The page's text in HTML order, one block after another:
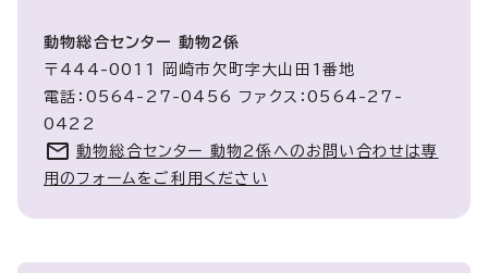
動物総合センター 動物2係
〒444-0011 岡崎市欠町字大山田1番地
電話：0564-27-0456 ファクス：0564-27-
0422
動物総合センター 動物2係へのお問い合わせは専
用のフォームをご利用ください